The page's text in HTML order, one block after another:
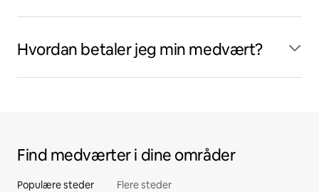
Hvordan betaler jeg min medvært?
Find medværter i dine områder
Populære steder Flere steder